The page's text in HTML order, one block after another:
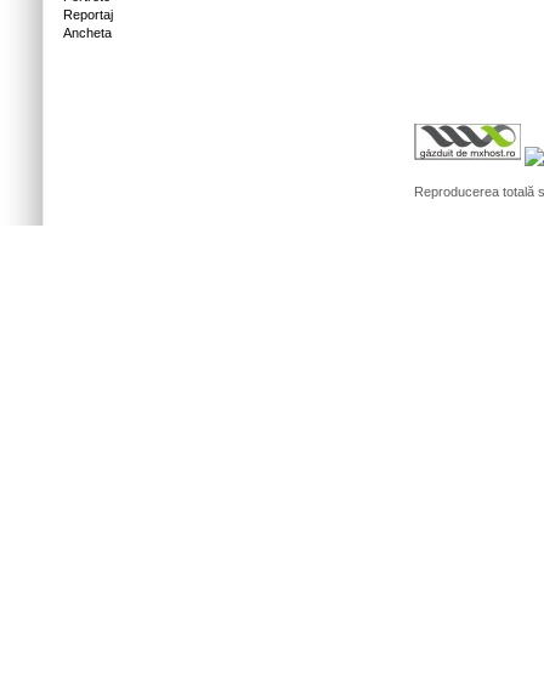
Reportaj
Ancheta
Reproducerea totală